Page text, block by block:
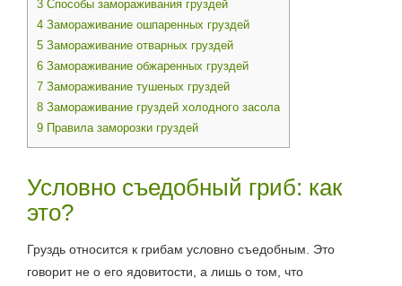
3 Способы замораживания груздей
4 Замораживание ошпаренных груздей
5 Замораживание отварных груздей
6 Замораживание обжаренных груздей
7 Замораживание тушеных груздей
8 Замораживание груздей холодного засола
9 Правила заморозки груздей
Условно съедобный гриб: как
это?
Груздь относится к грибам условно съедобным. Это
говорит не о его ядовитости, а лишь о том, что